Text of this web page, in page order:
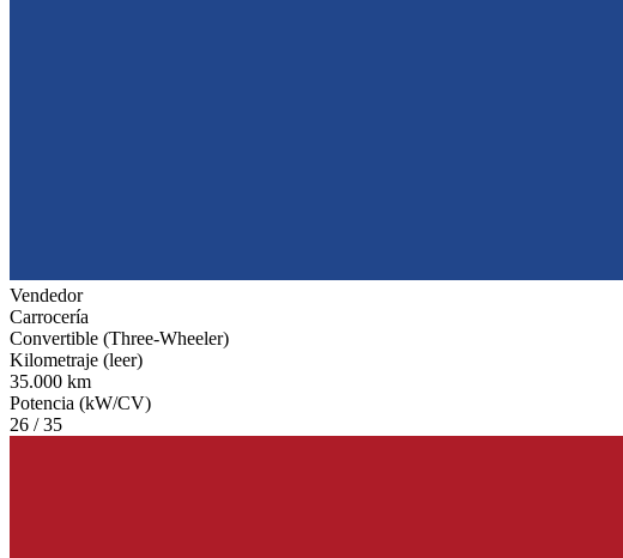
Vendedor
Carrocería
Convertible (Three-Wheeler)
Kilometraje (leer)
35.000 km
Potencia (kW/CV)
26 / 35